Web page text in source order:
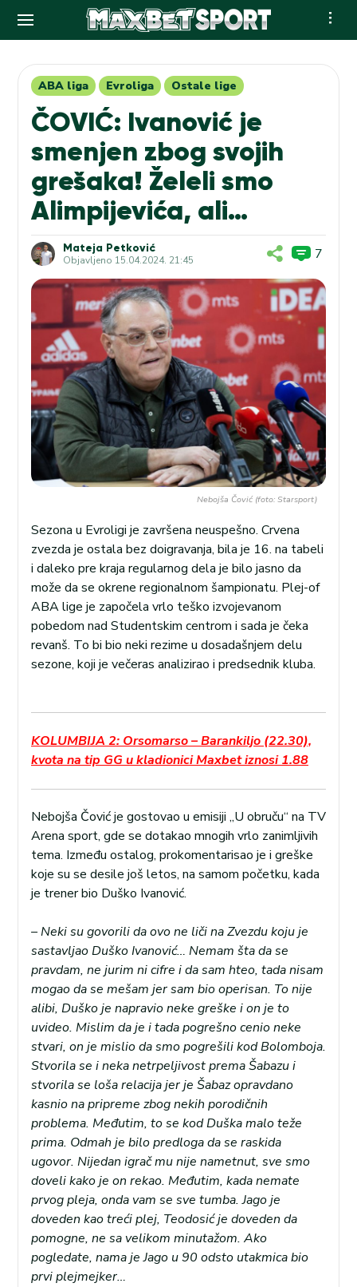
contentABA liga Evroliga Ostale lige
ČOVIĆ: Ivanović je
smenjen zbog svojih
grešaka! Želeli smo
Alimpijevića, ali…
Mateja Petković
Objavljeno 15.04.2024. 21:45 7
Nebojša Čović (foto: Starsport)
Sezona u Evroligi je završena neuspešno. Crvena
zvezda je ostala bez doigravanja, bila je 16. na tabeli
i daleko pre kraja regularnog dela je bilo jasno da
može da se okrene regionalnom šampionatu. Plej-of
ABA lige je započela vrlo teško izvojevanom
pobedom nad Studentskim centrom i sada je čeka
revanš. To bi bio neki rezime u dosadašnjem delu
sezone, koji je večeras analizirao i predsednik kluba.
KOLUMBIJA 2: Orsomarso – Barankiljo (22.30),
kvota na tip GG u kladionici Maxbet iznosi 1.88
Nebojša Čović je gostovao u emisiji „U obruču“ na TV
Arena sport, gde se dotakao mnogih vrlo zanimljivih
tema. Između ostalog, prokomentarisao je i greške
koje su se desile još letos, na samom početku, kada
je trener bio Duško Ivanović.
– Neki su govorili da ovo ne liči na Zvezdu koju je
sastavljao Duško Ivanović… Nemam šta da se
pravdam, ne jurim ni cifre i da sam hteo, tada nisam
mogao da se mešam jer sam bio operisan. To nije
alibi, Duško je napravio neke greške i on je to
uvideo. Mislim da je i tada pogrešno cenio neke
stvari, on je mislio da smo pogrešili kod Bolomboja.
Stvorila se i neka netrpeljivost prema Šabazu i
stvorila se loša relacija jer je Šabaz opravdano
kasnio na pripreme zbog nekih porodičnih
problema. Međutim, to se kod Duška malo teže
prima. Odmah je bilo predloga da se raskida
ugovor. Nijedan igrač mu nije nametnut, sve smo
doveli kako je on rekao. Međutim, kada nemate
prvog pleja, onda vam se sve tumba. Jago je
doveden kao treći plej, Teodosić je doveden da
pomogne, ne sa velikom minutažom. Ako
pogledate, nama je Jago u 90 odsto utakmica bio
prvi plejmejker…